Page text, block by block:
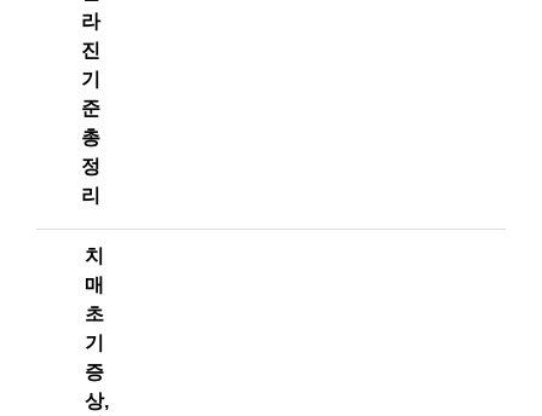
라
진
기
준
총
정
리
치
매
초
기
증
상,